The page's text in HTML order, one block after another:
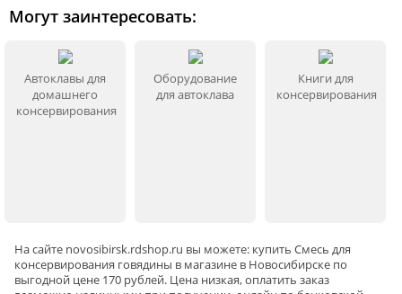
Могут заинтересовать:
Автоклавы для
домашнего
консервирования
Оборудование
для автоклава
Книги для
консервирования
На сайте novosibirsk.rdshop.ru вы можете: купить Смесь для
консервирования говядины в магазине в Новосибирске по
выгодной цене 170 рублей. Цена низкая, оплатить заказ